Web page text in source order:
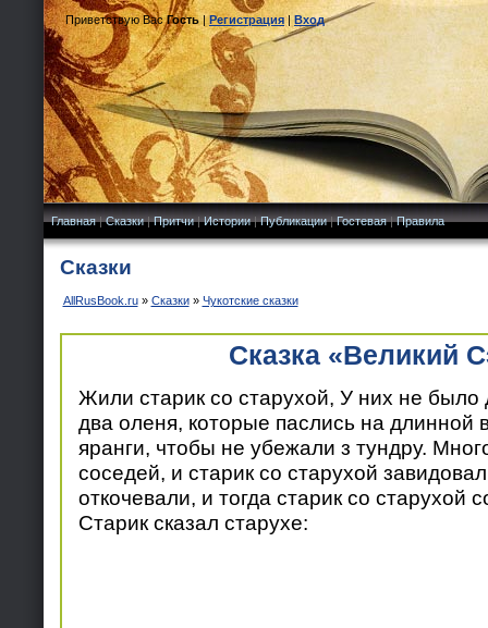
Приветствую Вас Гость|Регистрация|Вход
Главная|Сказки|Притчи|Истории|Публикации|Гостевая|Правила
Сказки
AllRusBook.ru» Сказки» Чукотские сказки
Сказка «Великий
Жили старик со старухой, У них не было
два оленя, которые паслись на длинной
яранги, чтобы не убежали з тундру.
соседей, и старик со старухой
откочевали, и тогда старик со старухой
Старик сказал старухе: